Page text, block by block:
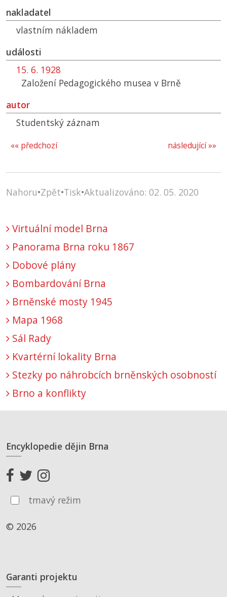
nakladatel
vlastním nákladem
události
15. 6. 1928
Založení Pedagogického musea v Brně
autor
Studentský záznam
následující »»
«« předchozí
Nahoru•Zpět•Tisk•Aktualizováno: 02. 05. 2020
Virtuální model Brna
Panorama Brna roku 1867
Dobové plány
Bombardování Brna
Brněnské mosty 1945
Mapa 1968
Sál Rady
Kvartérní lokality Brna
Stezky po náhrobcích brněnských osobností
Brno a konflikty
Encyklopedie dějin Brna
tmavý režim
© 2026
Garanti projektu